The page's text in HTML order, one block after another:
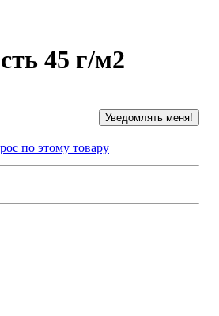
45 г/м2
по этому товару